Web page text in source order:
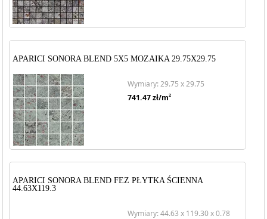
APARICI SONORA BLEND 5X5 MOZAIKA 29.75X29.75
Wymiary: 29.75 x 29.75
741.47zł/m2
APARICI SONORA BLEND FEZ PŁYTKA ŚCIENNA
44.63X119.3
Wymiary: 44.63 x 119.30 x 0.78